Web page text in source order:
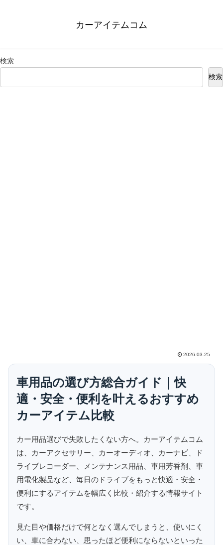
カーアイテムコム
検索
検索
2026.03.25
車用品の選び方総合ガイド｜快
適・安全・便利を叶えるおすすめ
カーアイテム比較
カー用品選びで失敗したくない方へ。カーアイテムコム
は、カーアクセサリー、カーオーディオ、カーナビ、ド
ライブレコーダー、メンテナンス用品、車用芳香剤、車
用電化製品など、毎日のドライブをもっと快適・安全・
便利にするアイテムを幅広く比較・紹介する情報サイト
です。
見た目や価格だけで何となく選んでしまうと、使いにく
い、車に合わない、思ったほど便利にならないといった